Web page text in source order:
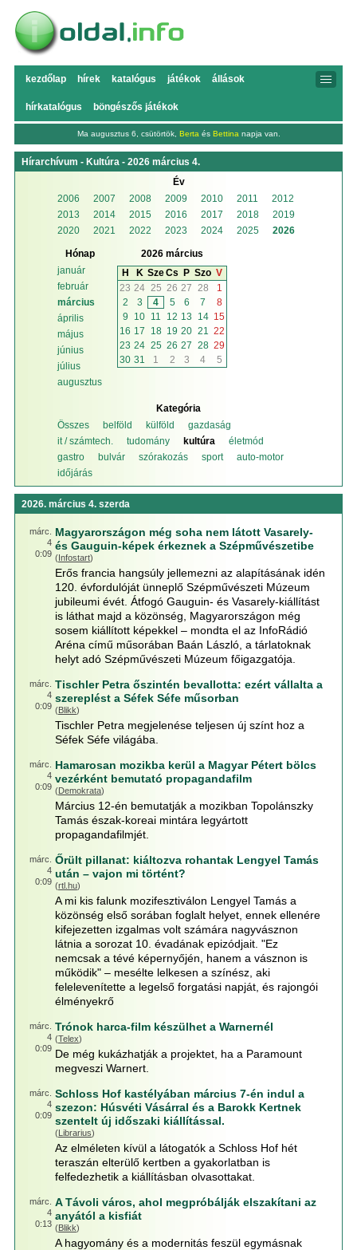
kezdőlap hírek katalógus játékok állások
hírkatalógus böngészős játékok
Ma augusztus 6, csütörtök, Berta és Bettina napja van.
Hírarchívum - Kultúra - 2026 március 4.
Év
2006
2007 2008 2009 2010 2011
2012
2013
2014 2015 2016 2017 2018
2019
2020
2021 2022 2023 2024 2025 2026
Hónap
január
február
március
április
május
június
július
augusztus
2026 március
H
K SzeCs P Szo V
23 24 25 26 27 28
1
2
3 4 5 6 7
8
9
10 11 12 13 14 15
16 17 18 19 20 21
22
23 24 25 26 27 28 29
30 31 1 2 3 4 5
Kategória
Összes
belföld külföld
gazdaság
it / számtech.
tudomány kultúra
életmód
gastro
bulvár szórakozás sport
auto-motor
időjárás
2026. március 4. szerda
márc.
4
0:09
Magyarországon még soha nem látott Vasarely-
és Gauguin-képek érkeznek a Szépművészetibe
(Infostart)
Erős francia hangsúly jellemezni az alapításának idén
120. évfordulóját ünneplő Szépművészeti Múzeum
jubileumi évét. Átfogó Gauguin- és Vasarely-kiállítást
is láthat majd a közönség, Magyarországon még
sosem kiállított képekkel – mondta el az InfoRádió
Aréna című műsorában Baán László, a tárlatoknak
helyt adó Szépművészeti Múzeum főigazgatója.
márc.
4
0:09
Tischler Petra őszintén bevallotta: ezért vállalta a
szereplést a Séfek Séfe műsorban
(Blikk)
Tischler Petra megjelenése teljesen új színt hoz a
Séfek Séfe világába.
márc.
4
0:09
Hamarosan mozikba kerül a Magyar Pétert bölcs
vezérként bemutató propagandafilm
(Demokrata)
Március 12-én bemutatják a mozikban Topolánszky
Tamás észak-koreai mintára legyártott
propagandafilmjét.
márc.
4
0:09
Őrült pillanat: kiáltozva rohantak Lengyel Tamás
után – vajon mi történt?
(rtl.hu)
A mi kis falunk mozifesztiválon Lengyel Tamás a
közönség első sorában foglalt helyet, ennek ellenére
kifejezetten izgalmas volt számára nagyvásznon
látnia a sorozat 10. évadának epizódjait. "Ez
nemcsak a tévé képernyőjén, hanem a vásznon is
működik" – mesélte lelkesen a színész, aki
felelevenítette a legelső forgatási napját, és rajongói
élményekrő
márc.
4
0:09
Trónok harca-film készülhet a Warnernél
(Telex)
De még kukázhatják a projektet, ha a Paramount
megveszi Warnert.
márc.
4
0:09
Schloss Hof kastélyában március 7-én indul a
szezon: Húsvéti Vásárral és a Barokk Kertnek
szentelt új időszaki kiállítással.
(Librarius)
Az elméleten kívül a látogatók a Schloss Hof hét
teraszán elterülő kertben a gyakorlatban is
felfedezhetik a kiállításban olvasottakat.
márc.
4
0:13
A Távoli város, ahol megpróbálják elszakítani az
anyától a kisfiát
(Blikk)
A hagyomány és a modernitás feszül egymásnak